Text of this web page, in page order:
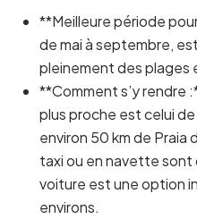
**Meilleure période
de mai à septembre,
pleinement des plages
**Comment s’y rendre
plus proche est celui
environ 50 km de
taxi ou en navette sont
voiture est une option
environs.